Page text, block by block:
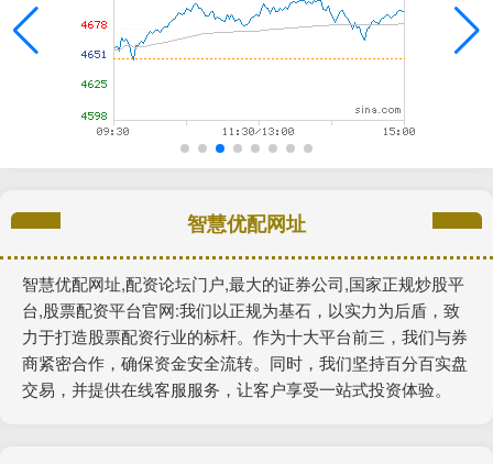
智慧优配网址
智慧优配网址,配资论坛门户,最大的证券公司,国家正规炒股平
台,股票配资平台官网:我们以正规为基石，以实力为后盾，致
力于打造股票配资行业的标杆。作为十大平台前三，我们与券
商紧密合作，确保资金安全流转。同时，我们坚持百分百实盘
交易，并提供在线客服服务，让客户享受一站式投资体验。